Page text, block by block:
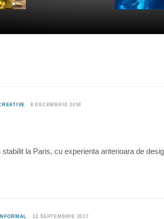
8 DECEMBRIE 2018
la Paris, cu experienta anterioara de
INFORMAL 12 SEPTEMBRIE 2017